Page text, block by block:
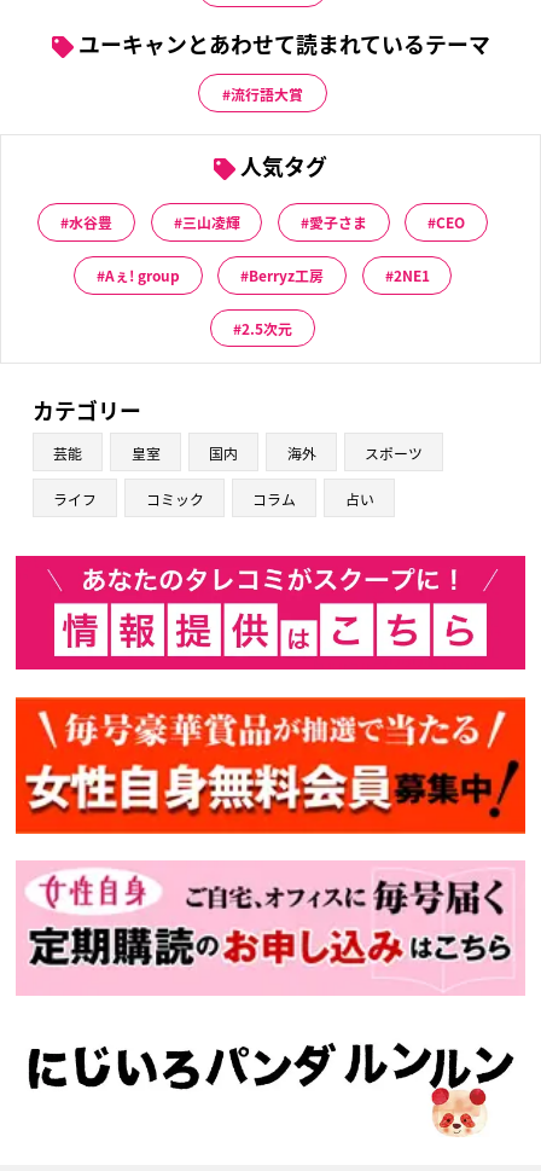
ユーキャンとあわせて読まれているテーマ
流行語大賞
人気タグ
水谷豊 三山凌輝 愛子さま CEO
Aぇ! group Berryz工房 2NE1
2.5次元
カテゴリー
芸能 皇室 国内 海外 スポーツ
ライフ コミック コラム 占い